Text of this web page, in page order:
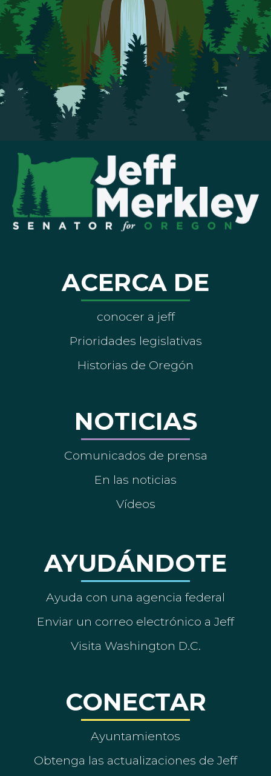
ACERCA DE
conocer a jeff
Prioridades legislativas
Historias de Oregón
NOTICIAS
Comunicados de prensa
En las noticias
Vídeos
AYUDÁNDOTE
Ayuda con una agencia federal
Enviar un correo electrónico a Jeff
Visita Washington D.C.
CONECTAR
Ayuntamientos
Obtenga las actualizaciones de Jeff